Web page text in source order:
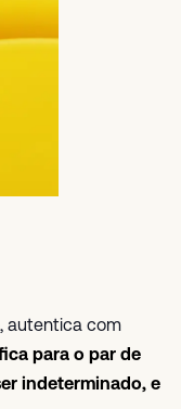
autentica com
para o par de
indeterminado, e